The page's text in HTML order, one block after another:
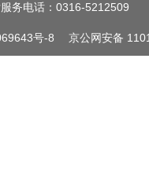
务电话：0316-5212509
号-8 京公网安备